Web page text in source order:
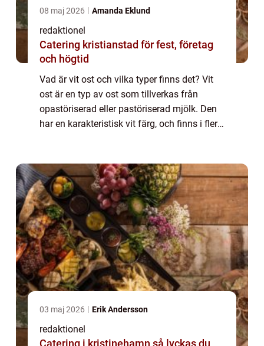
08 maj 2026 Amanda Eklund
redaktionel
Catering kristianstad för fest, företag
och högtid
Vad är vit ost och vilka typer finns det? Vit
ost är en typ av ost som tillverkas från
opastöriserad eller pastöriserad mjölk. Den
har en karakteristisk vit färg, och finns i flera
03 maj 2026 Erik Andersson
redaktionel
Catering i kristinehamn så lyckas du